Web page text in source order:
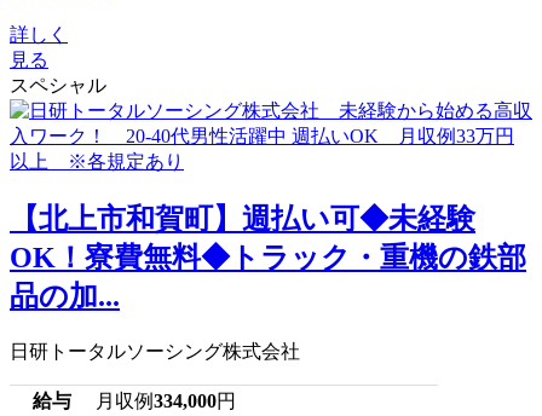
詳しく
見る
スペシャル
【北上市和賀町】週払い可◆未経験
OK！寮費無料◆トラック・重機の鉄部
品の加...
日研トータルソーシング株式会社
給与 月収例334,000円